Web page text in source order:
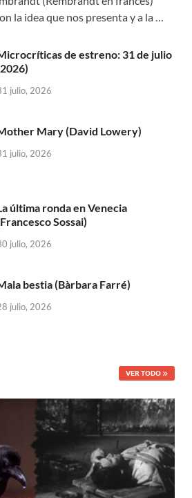
la idea que nos presenta y a la …
de estreno: 31 de julio
julio, 2026
Mary (David Lowery)
julio, 2026
última ronda en Venecia
Sossai)
julio, 2026
bestia (Bàrbara Farré)
julio, 2026
VER TODO